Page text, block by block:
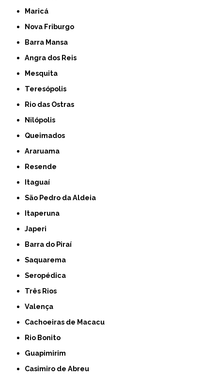
Maricá
Nova Friburgo
Barra Mansa
Angra dos Reis
Mesquita
Teresópolis
Rio das Ostras
Nilópolis
Queimados
Araruama
Resende
Itaguaí
São Pedro da Aldeia
Itaperuna
Japeri
Barra do Piraí
Saquarema
Seropédica
Três Rios
Valença
Cachoeiras de Macacu
Rio Bonito
Guapimirim
Casimiro de Abreu